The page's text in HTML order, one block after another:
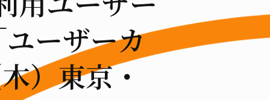
ーザーカ
）東京・